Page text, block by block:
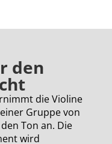
den
die Violine
Gruppe von
Ton an. Die
wird